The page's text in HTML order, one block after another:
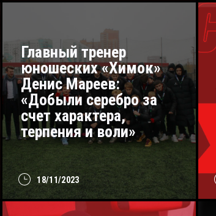
18/11/2023
Главный тренер
юношеских «Химок»
Денис Мареев:
«Добыли серебро за
счет характера,
терпения и воли»